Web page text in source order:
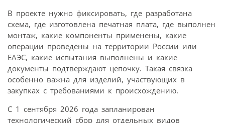
В проекте нужно фиксировать, где разработана
схема, где изготовлена печатная плата, где выполнен
монтаж, какие компоненты применены, какие
операции проведены на территории России или
ЕАЭС, какие испытания выполнены и какие
документы подтверждают цепочку. Такая связка
особенно важна для изделий, участвующих в
закупках с требованиями к происхождению.
С 1 сентября 2026 года запланирован
технологический сбор для отдельных видов